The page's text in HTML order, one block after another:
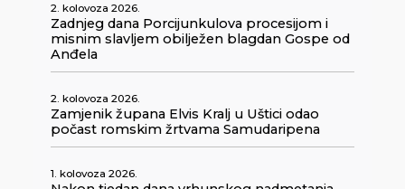
2. kolovoza 2026.
Zadnjeg dana Porcijunkulova procesijom i
misnim slavljem obilježen blagdan Gospe od
Anđela
2. kolovoza 2026.
Zamjenik župana Elvis Kralj u Uštici odao
počast romskim žrtvama Samudaripena
1. kolovoza 2026.